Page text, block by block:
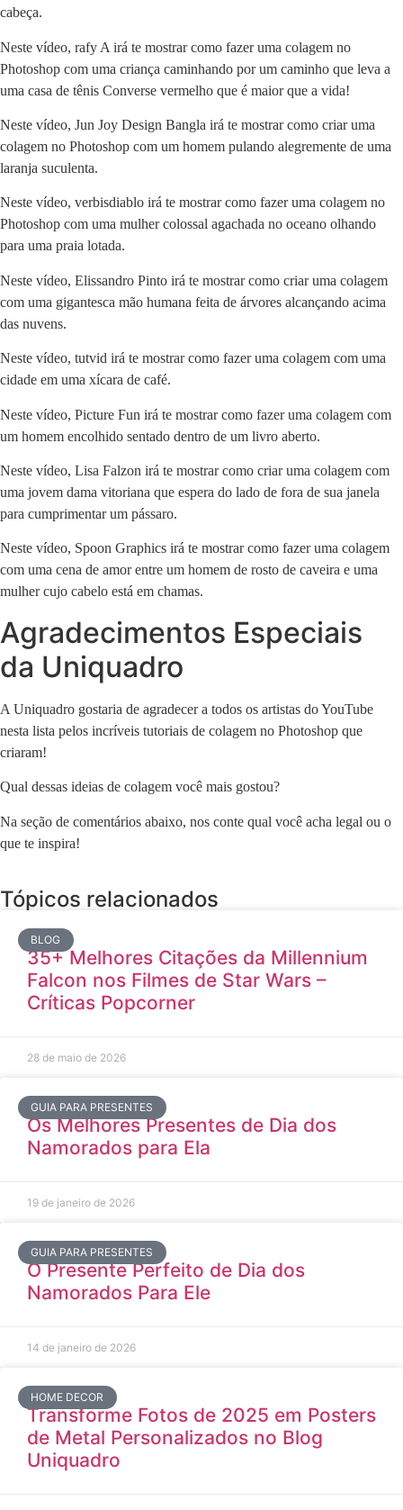
cabeça.
Neste vídeo, rafy A irá te mostrar como fazer uma colagem no
Photoshop com uma criança caminhando por um caminho que leva a
uma casa de tênis Converse vermelho que é maior que a vida!
Neste vídeo, Jun Joy Design Bangla irá te mostrar como criar uma
colagem no Photoshop com um homem pulando alegremente de uma
laranja suculenta.
Neste vídeo, verbisdiablo irá te mostrar como fazer uma colagem no
Photoshop com uma mulher colossal agachada no oceano olhando
para uma praia lotada.
Neste vídeo, Elissandro Pinto irá te mostrar como criar uma colagem
com uma gigantesca mão humana feita de árvores alcançando acima
das nuvens.
Neste vídeo, tutvid irá te mostrar como fazer uma colagem com uma
cidade em uma xícara de café.
Neste vídeo, Picture Fun irá te mostrar como fazer uma colagem com
um homem encolhido sentado dentro de um livro aberto.
Neste vídeo, Lisa Falzon irá te mostrar como criar uma colagem com
uma jovem dama vitoriana que espera do lado de fora de sua janela
para cumprimentar um pássaro.
Neste vídeo, Spoon Graphics irá te mostrar como fazer uma colagem
com uma cena de amor entre um homem de rosto de caveira e uma
mulher cujo cabelo está em chamas.
Agradecimentos Especiais
da Uniquadro
A Uniquadro gostaria de agradecer a todos os artistas do YouTube
nesta lista pelos incríveis tutoriais de colagem no Photoshop que
criaram!
Qual dessas ideias de colagem você mais gostou?
Na seção de comentários abaixo, nos conte qual você acha legal ou o
que te inspira!
Tópicos relacionados
BLOG
35+ Melhores Citações da Millennium
Falcon nos Filmes de Star Wars –
Críticas Popcorner
28 de maio de 2026
GUIA PARA PRESENTES
Os Melhores Presentes de Dia dos
Namorados para Ela
19 de janeiro de 2026
GUIA PARA PRESENTES
O Presente Perfeito de Dia dos
Namorados Para Ele
14 de janeiro de 2026
HOME DECOR
Transforme Fotos de 2025 em Posters
de Metal Personalizados no Blog
Uniquadro